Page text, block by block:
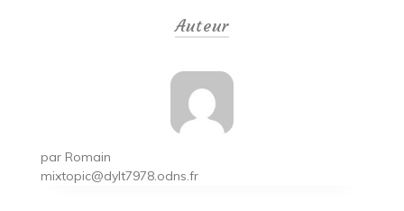
Auteur
par Romain
mixtopic@dylt7978.odns.fr